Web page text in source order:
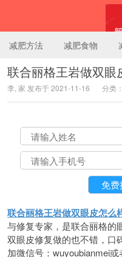
减肥方法 减肥食物
联合丽格王岩做双眼
李, 家 发布于 2021-11-16 分类
联合丽格王岩做双眼皮怎么
与修复专家，是联合丽格的
双眼皮修复做的也不错，口
加微信号：wuyoubianmei